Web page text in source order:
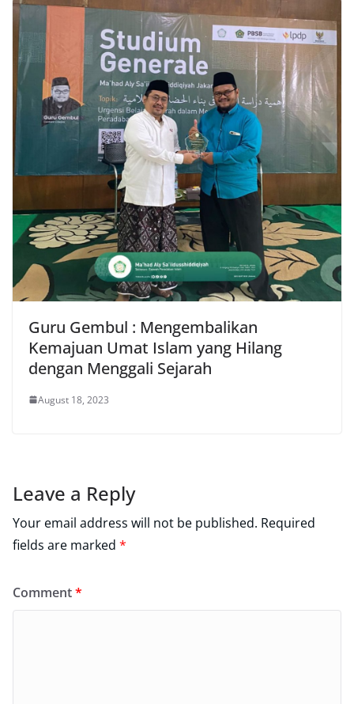
Guru Gembul : Mengembalikan
Kemajuan Umat Islam yang Hilang
dengan Menggali Sejarah
August 18, 2023
Leave a Reply
Your email address will not be published. Required
fields are marked *
Comment*